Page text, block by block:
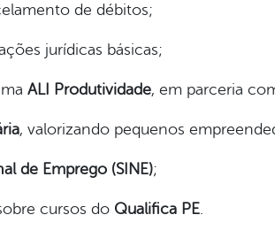
de débitos;
jurídicas básicas;
ALI Produtividade, em parceria
, valorizando pequenos
de Emprego (SINE);
cursos do Qualifica PE.